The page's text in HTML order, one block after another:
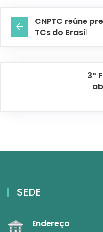
CNPTC reúne
TCs do Brasil
3º
SEDE
Endereço